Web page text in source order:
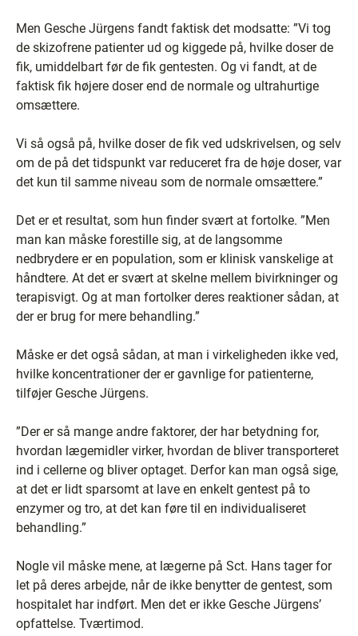
Men Gesche Jürgens fandt faktisk det modsatte: ”Vi tog
de skizofrene patienter ud og kiggede på, hvilke doser de
fik, umiddelbart før de fik gentesten. Og vi fandt, at de
faktisk fik højere doser end de normale og ultrahurtige
omsættere.
Vi så også på, hvilke doser de fik ved udskrivelsen, og selv
om de på det tidspunkt var reduceret fra de høje doser, var
det kun til samme niveau som de normale omsættere.”
Det er et resultat, som hun finder svært at fortolke. ”Men
man kan måske forestille sig, at de langsomme
nedbrydere er en population, som er klinisk vanskelige at
håndtere. At det er svært at skelne mellem bivirkninger og
terapisvigt. Og at man fortolker deres reaktioner sådan, at
der er brug for mere behandling.”
Måske er det også sådan, at man i virkeligheden ikke ved,
hvilke koncentrationer der er gavnlige for patienterne,
tilføjer Gesche Jürgens.
”Der er så mange andre faktorer, der har betydning for,
hvordan lægemidler virker, hvordan de bliver transporteret
ind i cellerne og bliver optaget. Derfor kan man også sige,
at det er lidt sparsomt at lave en enkelt gentest på to
enzymer og tro, at det kan føre til en individualiseret
behandling.”
Nogle vil måske mene, at lægerne på Sct. Hans tager for
let på deres arbejde, når de ikke benytter de gentest, som
hospitalet har indført. Men det er ikke Gesche Jürgens’
opfattelse. Tværtimod.